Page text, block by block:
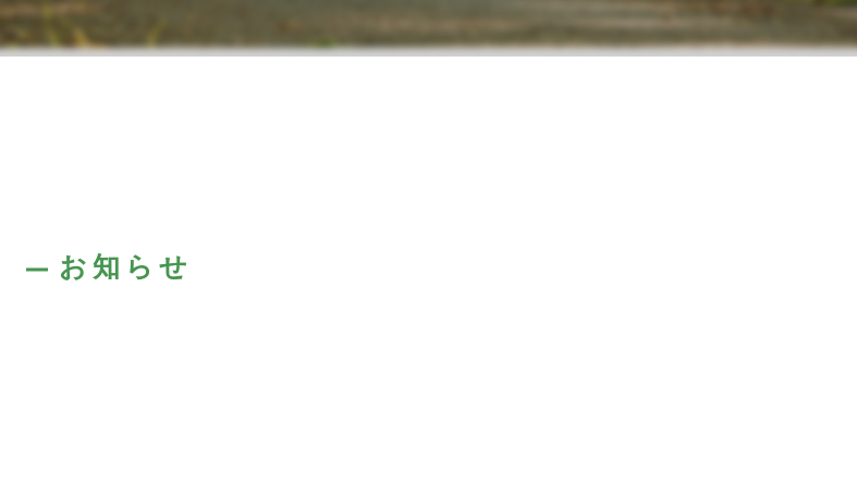
お知らせ